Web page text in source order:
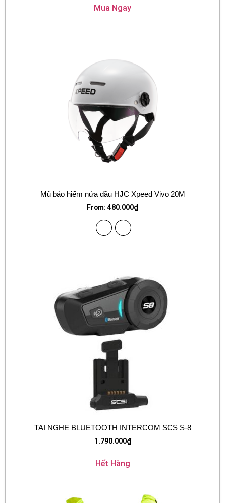
Mua Ngay
Mũ bảo hiểm nửa đầu HJC Xpeed Vivo 20M
From: 480.000₫
TAI NGHE BLUETOOTH INTERCOM SCS S-8
1.790.000₫
Hết Hàng